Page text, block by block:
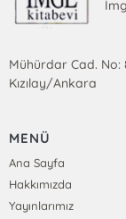
Mühürdar Cad. No:
Kızılay/Ankara
MENÜ
Ana Sayfa
Hakkımızda
Yayınlarımız